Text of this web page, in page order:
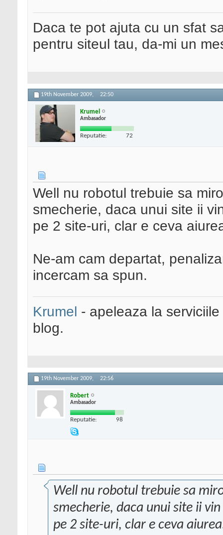
Daca te pot ajuta cu un sfat
pentru siteul tau, da-mi un
19th November 2009, 22:50
Krumel
Ambasador
Reputatie: 72
Well nu robotul trebuie sa
smecherie, daca unui site ii
pe 2 site-uri, clar e ceva
Ne-am cam departat,
incercam sa spun.
Krumel - apeleaza la
blog.
19th November 2009, 22:56
Robert
Ambasador
Reputatie: 98
Well nu robotul trebuie sa
smecherie, daca unui site ii
pe 2 site-uri, clar e ceva